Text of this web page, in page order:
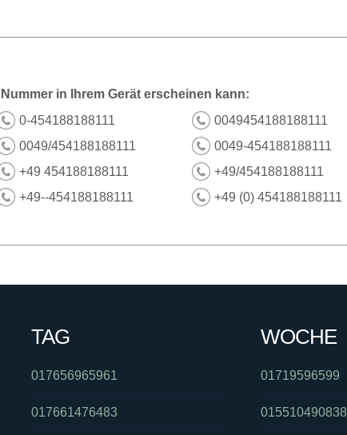
in Ihrem Gerät erscheinen kann:
0-454188188111
0049454188188111
0049/454188188111
0049-454188188111
+49 454188188111
+49/454188188111
+49--454188188111 +49 (0) 454188188111
TAG
017656965961
017661476483
WOCHE
01719596599
015510490838